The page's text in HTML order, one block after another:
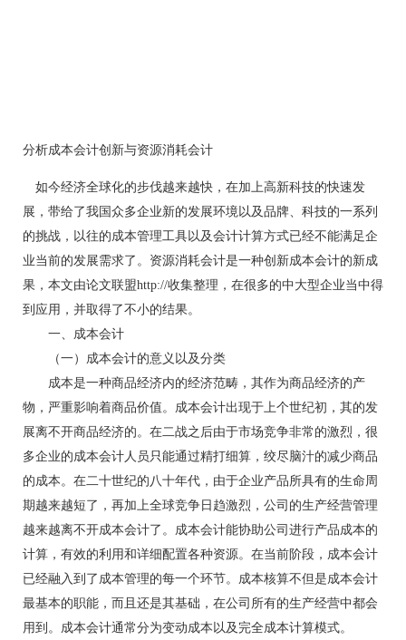
分析成本会计创新与资源消耗会计
如今经济全球化的步伐越来越快，在加上高新科技的快速发
展，带给了我国众多企业新的发展环境以及品牌、科技的一系列
的挑战，以往的成本管理工具以及会计计算方式已经不能满足企
业当前的发展需求了。资源消耗会计是一种创新成本会计的新成
果，本文由论文联盟http://收集整理，在很多的中大型企业当中得
到应用，并取得了不小的结果。
一、成本会计
（一）成本会计的意义以及分类
成本是一种商品经济内的经济范畴，其作为商品经济的产
物，严重影响着商品价值。成本会计出现于上个世纪初，其的发
展离不开商品经济的。在二战之后由于市场竞争非常的激烈，很
多企业的成本会计人员只能通过精打细算，绞尽脑汁的减少商品
的成本。在二十世纪的八十年代，由于企业产品所具有的生命周
期越来越短了，再加上全球竞争日趋激烈，公司的生产经营管理
越来越离不开成本会计了。成本会计能协助公司进行产品成本的
计算，有效的利用和详细配置各种资源。在当前阶段，成本会计
已经融入到了成本管理的每一个环节。成本核算不但是成本会计
最基本的职能，而且还是其基础，在公司所有的生产经营中都会
用到。成本会计通常分为变动成本以及完全成本计算模式。